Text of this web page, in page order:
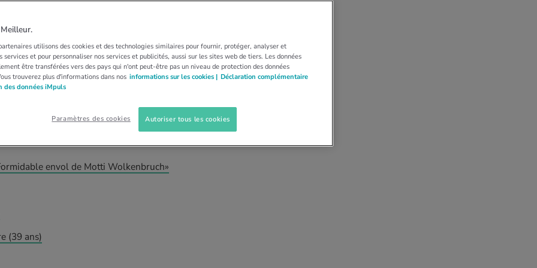
la viande et les produits laitiers de
vous tente? Suivez les conseils de quatre
envol de Motti Wolkenbruch»
(39 ans)
utilisons des cookies et des technologies similaires pour fournir, protéger, analyser et
services et pour personnaliser nos services et publicités, aussi sur les sites web de tiers. Les données
être transférées vers des pays qui n'ont peut-être pas un niveau de protection des données
trouverez plus d'informations dans nos informations sur les cookies | Déclaration complémentaire
des données iMpuls
Paramètres des cookies Autoriser tous les cookies